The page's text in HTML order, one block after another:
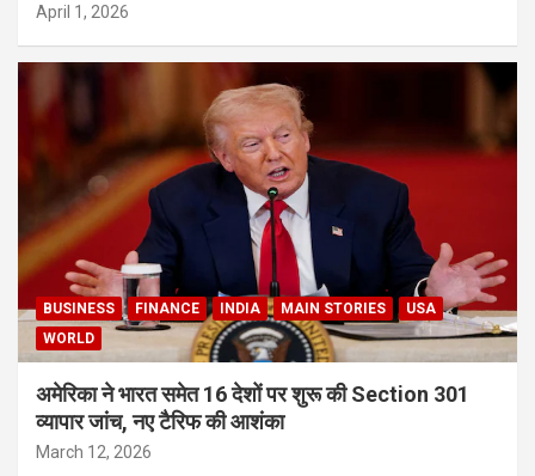
April 1, 2026
BUSINESS FINANCE INDIA MAIN STORIES
USA
WORLD
अमेरिका ने भारत समेत 16 देशों पर शुरू की Section 301
व्यापार जांच, नए टैरिफ की आशंका
March 12, 2026